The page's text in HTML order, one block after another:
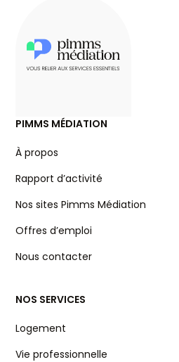
PIMMS MÉDIATION
À propos
Rapport d’activité
Nos sites Pimms Médiation
Offres d’emploi
Nous contacter
NOS SERVICES
Logement
Vie professionnelle